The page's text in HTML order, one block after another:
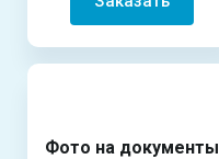
Фото на документы